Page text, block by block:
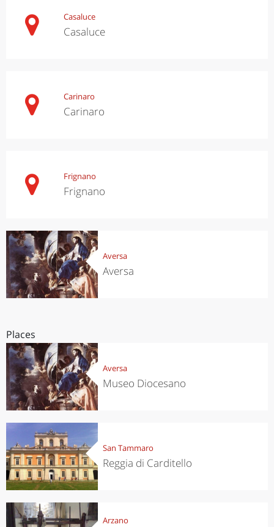
Casaluce
Casaluce
Carinaro
Carinaro
Frignano
Frignano
Aversa
Aversa
Places
Aversa
Museo Diocesano
San Tammaro
Reggia di Carditello
Arzano